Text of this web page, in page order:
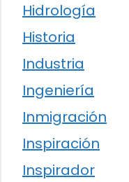
Hidrología
Historia
Industria
Ingeniería
Inmigración
Inspiración
Inspirador